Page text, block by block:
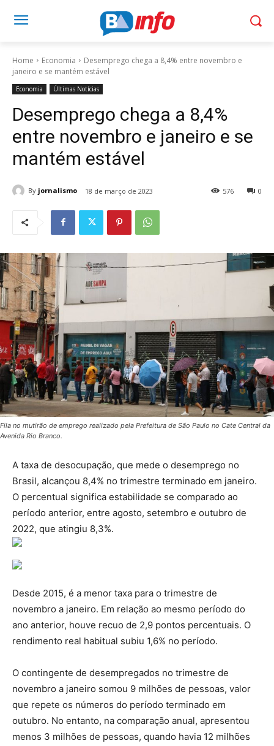
Home Economia
Desemprego chega a 8,4% entre novembro e
janeiro e se mantém estável
Economia Últimas Notícias
Desemprego chega a 8,4%
entre novembro e janeiro e se
mantém estável
By jornalismo 18 de março de 2023 0
576
Fila no mutirão de emprego realizado pela Prefeitura de São Paulo no Cate Central da
Avenida Rio Branco.
A taxa de desocupação, que mede o desemprego no
Brasil, alcançou 8,4% no trimestre terminado em janeiro.
O percentual significa estabilidade se comparado ao
período anterior, entre agosto, setembro e outubro de
2022, que atingiu 8,3%.
Desde 2015, é a menor taxa para o trimestre de
novembro a janeiro. Em relação ao mesmo período do
ano anterior, houve recuo de 2,9 pontos percentuais. O
rendimento real habitual subiu 1,6% no período.
O contingente de desempregados no trimestre de
novembro a janeiro somou 9 milhões de pessoas, valor
que repete os números do período terminado em
outubro. No entanto, na comparação anual, apresentou
menos 3 milhões de pessoas, quando havia 12 milhões